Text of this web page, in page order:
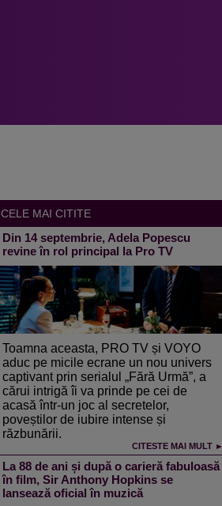
CELE MAI CITITE
Din 14 septembrie, Adela Popescu
revine în rol principal la Pro TV
Toamna aceasta, PRO TV și VOYO
aduc pe micile ecrane un nou univers
captivant prin serialul „Fără Urmă”, a
cărui intrigă îi va prinde pe cei de
acasă într-un joc al secretelor,
poveștilor de iubire intense și
răzbunării.
CITESTE MAI MULT ►
La 88 de ani și după o carieră fabuloasă
în film, Sir Anthony Hopkins se
lansează oficial în muzică